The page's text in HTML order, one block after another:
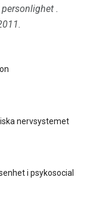
.
nervsystemet
i psykosocial